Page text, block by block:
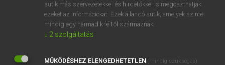
belépek.
REGISZTRÁCIÓ
sütik más szervezetekkel és hirdetőkkel is megoszthatják
ezeket az információkat. Ezek állandó sütik, amelyek szinte
mindig egy harmadik féltől származnak.
↓ 2 szolgáltatás
MŰKÖDÉSHEZ ELENGEDHETETLEN (mindig szükséges)